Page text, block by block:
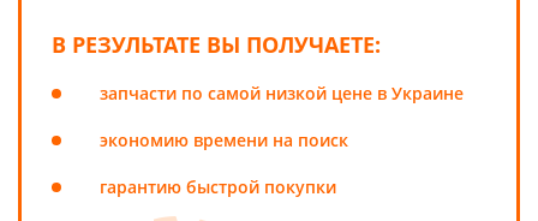
В РЕЗУЛЬТАТЕ ВЫ ПОЛУЧАЕТЕ:
запчасти по самой низкой цене в Украине
экономию времени на поиск
гарантию быстрой покупки